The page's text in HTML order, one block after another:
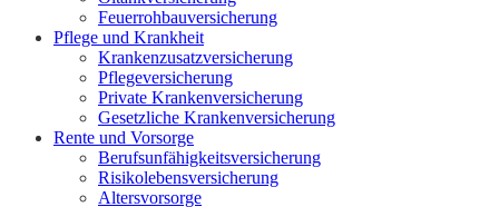
Feuerrohbauversicherung
Pflege und Krankheit
Krankenzusatzversicherung
Pflegeversicherung
Private Krankenversicherung
Gesetzliche Krankenversicherung
Rente und Vorsorge
Berufs­unfähigkeitsversicherung
Risikolebensversicherung
Altersvorsorge